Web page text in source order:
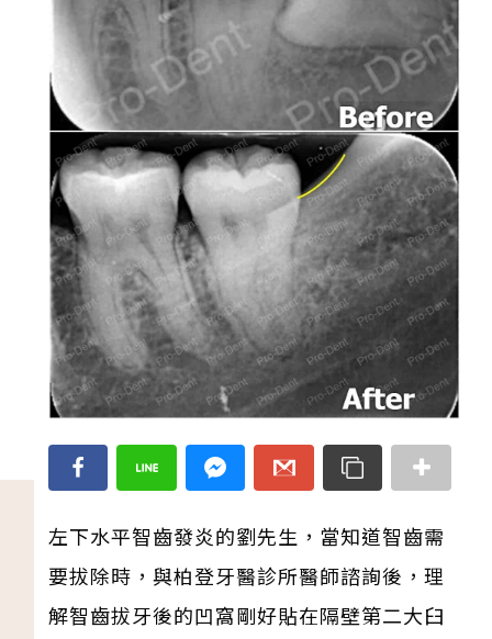
左下水平智齒發炎的劉先生，當知道智齒需
要拔除時，與柏登牙醫診所醫師諮詢後，理
解智齒拔牙後的凹窩剛好貼在隔壁第二大臼